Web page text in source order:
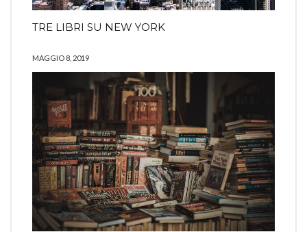
TRE LIBRI SU NEW YORK
MAGGIO 8, 2019